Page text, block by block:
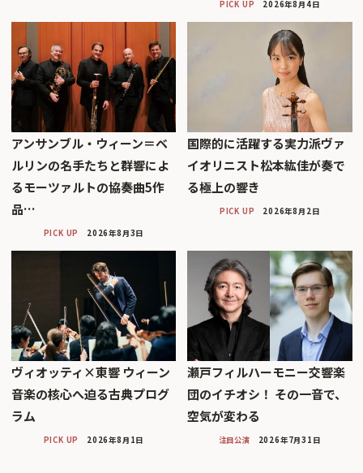
PICK UP 2026年8月4日
アンサンブル・ウィーン＝ベ
ルリンの名手たちと群響によ
るモーツァルトの協奏曲5作
品…
PICK UP 2026年8月3日
国際的に活躍する実力派ヴァ
イオリニスト松本紘佳が奏で
る極上の響き
PICK UP 2026年8月2日
ヴィオッティ×東響 ウィーン
音楽の核心へ迫る古典プログ
ラム
PICK UP 2026年8月1日
瀬戸フィルハーモニー交響楽
団のイチオシ！ その一音で、
空気が変わる
注目公演 2026年7月31日